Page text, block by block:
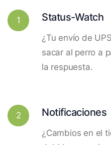
1 Status-Watch
¿Tu envío de
sacar al perro a
la respuesta.
2 Notificaciones
¿Cambios en el